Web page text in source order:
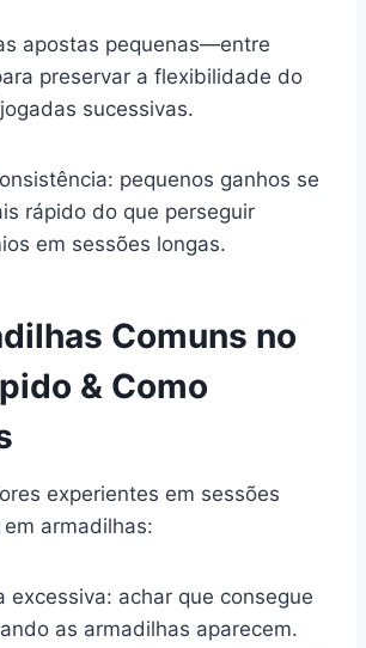
apostas pequenas—entre
preservar a flexibilidade do
sucessivas.
pequenos ganhos se
rápido do que perseguir
em sessões longas.
Comuns no
& Como
experientes em sessões
armadilhas:
excessiva: achar que consegue
as armadilhas aparecem.